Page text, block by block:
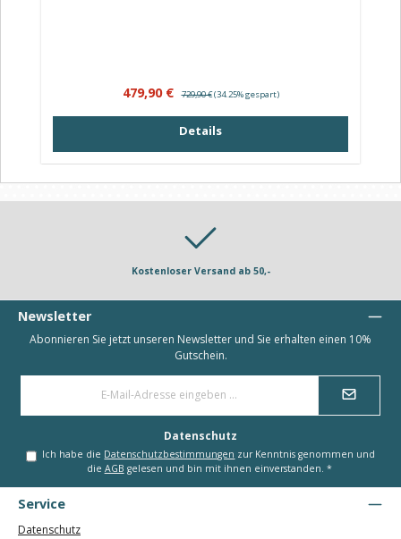
Verkaufspreis:
479,90 € Regulärer Preis:
729,90 €(34.25% gespart)
Details
Kostenloser Versand ab 50,-
Newsletter
Abonnieren Sie jetzt unseren Newsletter und Sie erhalten einen 10%
Gutschein.
Datenschutz
Ich habe die Datenschutzbestimmungen zur Kenntnis genommen und
die AGB gelesen und bin mit ihnen einverstanden. *
Service
Datenschutz